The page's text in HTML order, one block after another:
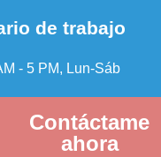
de trabajo
- 5 PM, Lun-Sáb
Contáctame
ahora